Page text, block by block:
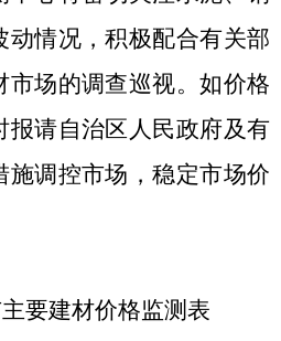
动情况，积极配合有关部
市场的调查巡视。如价格
报请自治区人民政府及有
施调控市场，稳定市场价
要建材价格监测表